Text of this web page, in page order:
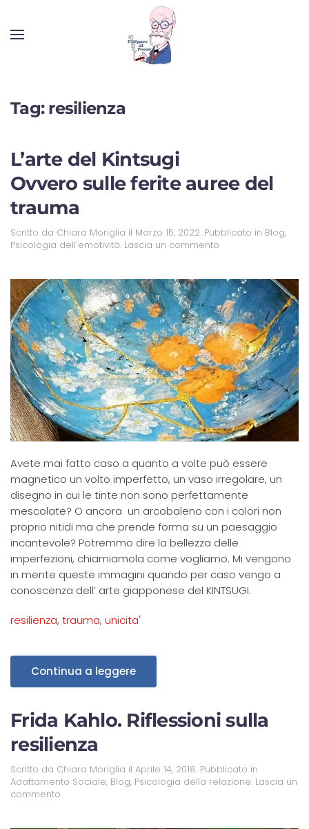
Tag: resilienza
L’arte del Kintsugi
Ovvero sulle ferite auree del
trauma
Scritto da Chiara Moriglia il Marzo 15, 2022. Pubblicato in Blog,
Psicologia dell'emotività. Lascia un commento
Avete mai fatto caso a quanto a volte può essere
magnetico un volto imperfetto, un vaso irregolare, un
disegno in cui le tinte non sono perfettamente
mescolate? O ancora un arcobaleno con i colori non
proprio nitidi ma che prende forma su un paesaggio
incantevole? Potremmo dire la bellezza delle
imperfezioni, chiamiamola come vogliamo. Mi vengono
in mente queste immagini quando per caso vengo a
conoscenza dell’ arte giapponese del KINTSUGI.
resilienza, trauma, unicita'
Continua a leggere
Frida Kahlo. Riflessioni sulla
resilienza
Scritto da Chiara Moriglia il Aprile 14, 2018. Pubblicato in
Adattamento Sociale, Blog, Psicologia della relazione. Lascia un
commento